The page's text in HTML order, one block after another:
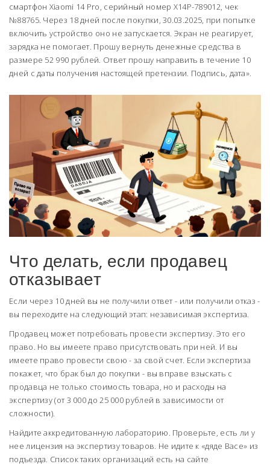
смартфон Xiaomi 14 Pro, серийный номер X14P-789012, чек
№88765. Через 18 дней после покупки, 30.03.2025, при попытке
включить устройство оно не запускается. Экран не реагирует,
зарядка не помогает. Прошу вернуть денежные средства в
размере 52 990 рублей. Ответ прошу направить в течение 10
дней с даты получения настоящей претензии. Подпись, дата».
Что делать, если продавец
отказывает
Если через 10 дней вы не получили ответ - или получили отказ -
вы переходите на следующий этап: независимая экспертиза.
Продавец может потребовать провести экспертизу. Это его
право. Но вы имеете право присутствовать при ней. И вы
имеете право провести свою - за свой счет. Если экспертиза
покажет, что брак был до покупки - вы вправе взыскать с
продавца не только стоимость товара, но и расходы на
экспертизу (от 3 000 до 25 000 рублей в зависимости от
сложности).
Найдите аккредитованную лабораторию. Проверьте, есть ли у
нее лицензия на экспертизу товаров. Не идите к «дяде Васе» из
подъезда. Список таких организаций есть на сайте